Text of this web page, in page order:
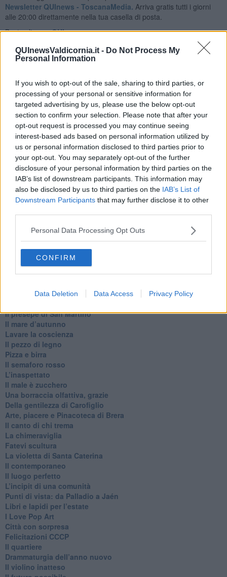
QUInewsValdicornia.it - Do Not Process My
Personal Information
If you wish to opt-out of the sale, sharing to third parties, or
processing of your personal or sensitive information for
targeted advertising by us, please use the below opt-out
section to confirm your selection. Please note that after your
opt-out request is processed you may continue seeing
interest-based ads based on personal information utilized by
us or personal information disclosed to third parties prior to
your opt-out. You may separately opt-out of the further
disclosure of your personal information by third parties on the
IAB’s list of downstream participants. This information may
also be disclosed by us to third parties on the IAB’s List of
Downstream Participants that may further disclose it to other
Personal Data Processing Opt Outs
CONFIRM
Data Deletion Data Access Privacy Policy
Newsletter QUInews - ToscanaMedia. Arriva gratis tutti i giorni
alle 20:00 direttamente nella tua casella di posta.
Basta cliccareQUI
Fotogallery
Ti potrebbe interessare anche:
Ode ai lacci
​L’elenco telefonico
​La ris(u)onanza
​Il caffè Mattia Moreni
​In casa ho una macchina del tempo
Architettura che abbaglia
​Il presepe di San Martino
​Il mare d’autunno
​Lavare la coscienza
​Il pezzo di legno
​Pizza e birra
​Il semaforo rosso
​L’inaspettato
​Il male è zucchero
​Una borraccia olfattiva, grazie
​Della gentilezza di Carofiglio
Arte, piacere e Pinacoteca di Brera
​Il canto di chi trema
La chimeraviglia
​Fatevi scultura
​La violetta di Santa Caterina
​Il contemporaneo
​Il luogo perfetto
​L’incipit di una comunità
Punti di vista: da Palladio a Jaén
​Libri e lapidi per l’estate
​I Love Pop Art
Città con sorpresa
Felicitazioni CCCP
​Il quartiere
​Drammaturgia dell’anno nuovo
​Il violino inatteso